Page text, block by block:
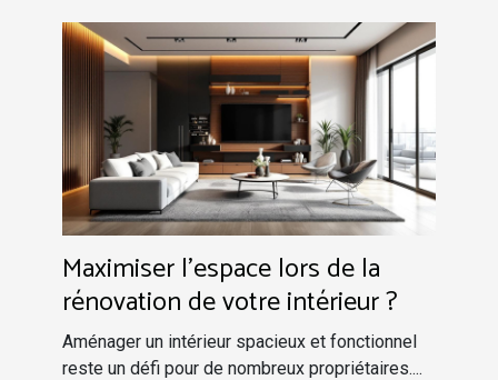
Maximiser l'espace lors de la
rénovation de votre intérieur ?
Aménager un intérieur spacieux et fonctionnel
reste un défi pour de nombreux propriétaires....